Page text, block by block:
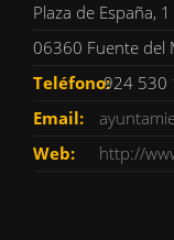
Plaza de España, 1
06360 Fuente del
Teléfono:924 530
Email:
Web:
http://